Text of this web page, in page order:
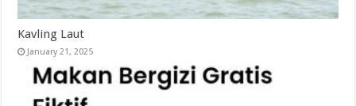
Kavling Laut
January 21, 2025